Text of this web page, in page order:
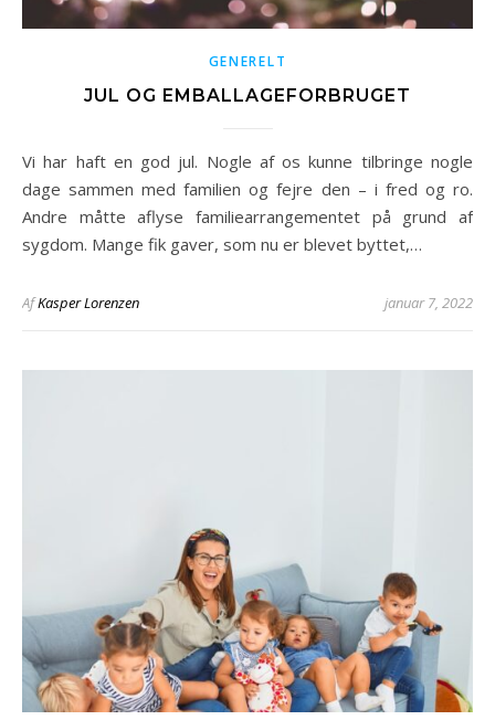
GENERELT
JUL OG EMBALLAGEFORBRUGET
Vi har haft en god jul. Nogle af os kunne tilbringe nogle
dage sammen med familien og fejre den – i fred og ro.
Andre måtte aflyse familiearrangementet på grund af
sygdom. Mange fik gaver, som nu er blevet byttet,…
AfKasper Lorenzen januar 7, 2022